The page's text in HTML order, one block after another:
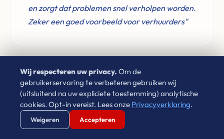
en zorgt dat problemen snel verholpen worden.
Zeker een goed voorbeeld voor verhuurders"
MB
6 maanden geleden
★★★★★
"Ontzettend vriendelijk en goudeerlijk,
Wij respecteren uw privacy. Om de
gebruikerservaring te verbeteren gebruiken wij
(uitsluitend na uw expliciete toestemming) analytische
cookies. Opt-in vereist. Lees onze Privacyverklaring.
Weigeren Accepteren
Verstuur WhatsApp